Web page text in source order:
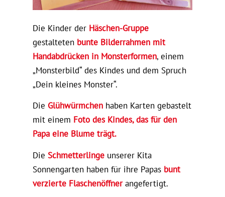
Die Kinder der Häschen-Gruppe
gestalteten bunte Bilderrahmen mit
Handabdrücken in Monsterformen, einem
„Monsterbild“ des Kindes und dem Spruch
„Dein kleines Monster“.
Die Glühwürmchenhaben Karten gebastelt
mit einem Foto des Kindes, das für den
Papa eine Blume trägt.
Die Schmetterlingeunserer Kita
Sonnengarten haben für ihre Papas bunt
verzierte Flaschenöffnerangefertigt.